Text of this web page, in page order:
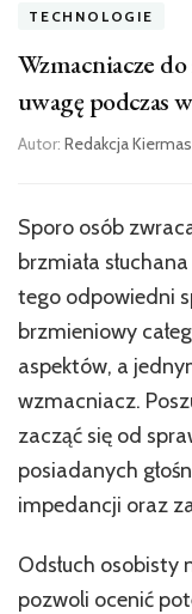
TECHNOLOGIE
Wzmacniacze
uwagę podczas
Autor: Redakcja
Sporo osób
brzmiała
tego odpowiedni
brzmieniowy
aspektów, a
wzmacniacz.
zacząć się od
posiadanych
impedancji oraz
Odsłuch osobisty
pozwoli ocenić